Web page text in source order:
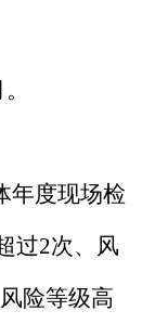
年度现场检
过2次、风
险等级高